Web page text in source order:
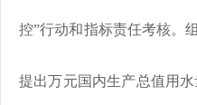
控”行动和指标责任考核。
提出万元国内生产总值用